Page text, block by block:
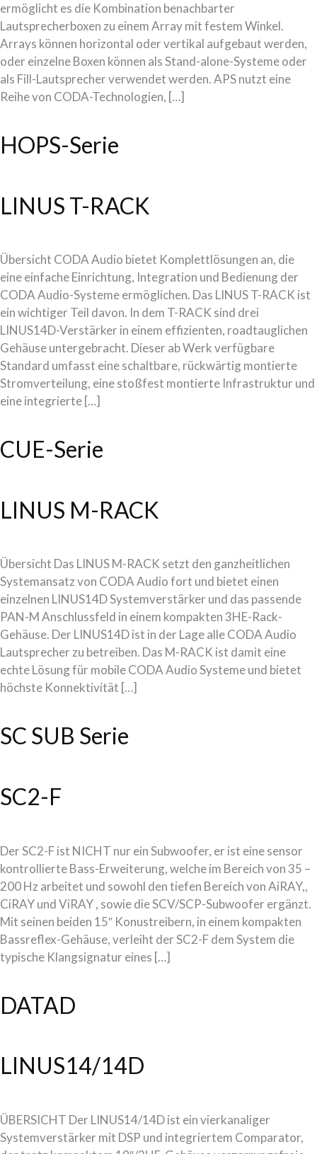
ermöglicht es die Kombination benachbarter
Lautsprecherboxen zu einem Array mit festem Winkel.
Arrays können horizontal oder vertikal aufgebaut werden,
oder einzelne Boxen können als Stand-alone-Systeme oder
als Fill-Lautsprecher verwendet werden. APS nutzt eine
Reihe von CODA-Technologien, […]
HOPS-Serie
LINUS T-RACK
Übersicht CODA Audio bietet Komplettlösungen an, die
eine einfache Einrichtung, Integration und Bedienung der
CODA Audio-Systeme ermöglichen. Das LINUS T-RACK ist
ein wichtiger Teil davon. In dem T-RACK sind drei
LINUS14D-Verstärker in einem effizienten, roadtauglichen
Gehäuse untergebracht. Dieser ab Werk verfügbare
Standard umfasst eine schaltbare, rückwärtig montierte
Stromverteilung, eine stoßfest montierte Infrastruktur und
eine integrierte […]
CUE-Serie
LINUS M-RACK
Übersicht Das LINUS M-RACK setzt den ganzheitlichen
Systemansatz von CODA Audio fort und bietet einen
einzelnen LINUS14D Systemverstärker und das passende
PAN-M Anschlussfeld in einem kompakten 3HE-Rack-
Gehäuse. Der LINUS14D ist in der Lage alle CODA Audio
Lautsprecher zu betreiben. Das M-RACK ist damit eine
echte Lösung für mobile CODA Audio Systeme und bietet
höchste Konnektivität […]
SC SUB Serie
SC2-F
Der SC2-F ist NICHT nur ein Subwoofer, er ist eine sensor
kontrollierte Bass-Erweiterung, welche im Bereich von 35 –
200 Hz arbeitet und sowohl den tiefen Bereich von AiRAY,,
CiRAY und ViRAY , sowie die SCV/SCP-Subwoofer ergänzt.
Mit seinen beiden 15″ Konustreibern, in einem kompakten
Bassreflex-Gehäuse, verleiht der SC2-F dem System die
typische Klangsignatur eines […]
DATAD
LINUS14/14D
ÜBERSICHT Der LINUS14/14D ist ein vierkanaliger
Systemverstärker mit DSP und integriertem Comparator,